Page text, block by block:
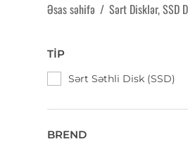
Əsas səhifə / Sərt Disklər, SSD
TIP
Sərt Səthli Disk (SSD)
BREND